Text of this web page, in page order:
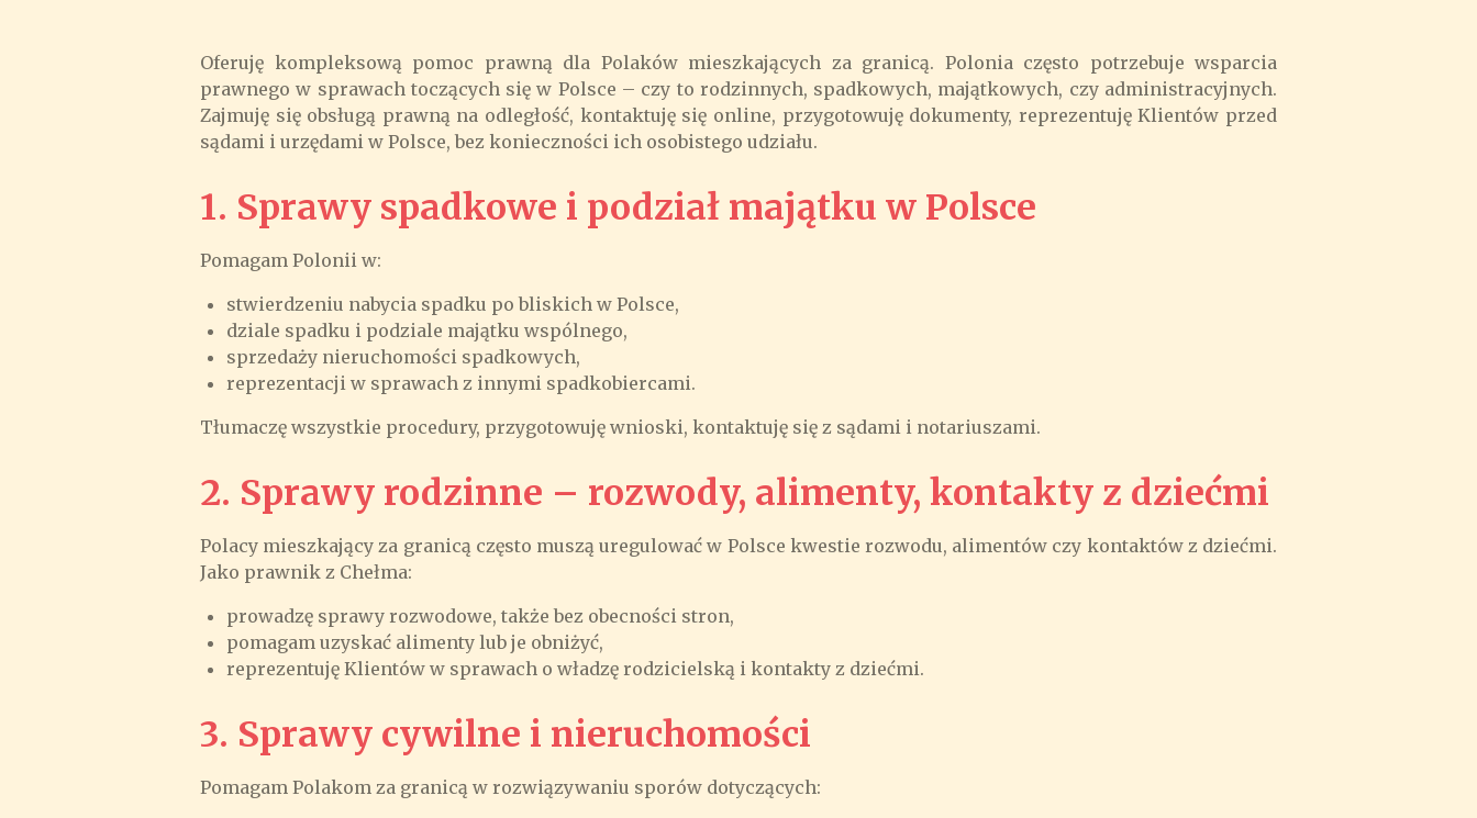
Oferuję kompleksową pomoc prawną dla Polaków mieszkających za granicą. Polonia często potrzebuje wsparcia
prawnego w sprawach toczących się w Polsce – czy to rodzinnych, spadkowych, majątkowych, czy administracyjnych.
Zajmuję się obsługą prawną na odległość, kontaktuję się online, przygotowuję dokumenty, reprezentuję Klientów przed
sądami i urzędami w Polsce, bez konieczności ich osobistego udziału.
1. Sprawy spadkowe i podział majątku w Polsce
Pomagam Polonii w:
stwierdzeniu nabycia spadku po bliskich w Polsce,
dziale spadku i podziale majątku wspólnego,
sprzedaży nieruchomości spadkowych,
reprezentacji w sprawach z innymi spadkobiercami.
Tłumaczę wszystkie procedury, przygotowuję wnioski, kontaktuję się z sądami i notariuszami.
2. Sprawy rodzinne – rozwody, alimenty, kontakty z dziećmi
Polacy mieszkający za granicą często muszą uregulować w Polsce kwestie rozwodu, alimentów czy kontaktów z dziećmi.
Jako prawnik z Chełma:
prowadzę sprawy rozwodowe, także bez obecności stron,
pomagam uzyskać alimenty lub je obniżyć,
reprezentuję Klientów w sprawach o władzę rodzicielską i kontakty z dziećmi.
3. Sprawy cywilne i nieruchomości
Pomagam Polakom za granicą w rozwiązywaniu sporów dotyczących: